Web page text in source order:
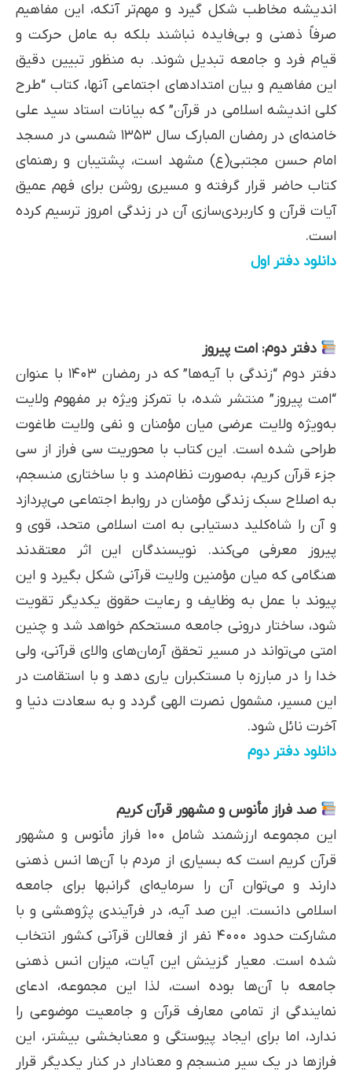
اندیشه مخاطب شکل گیرد و مهم‌تر آنکه، این مفاهیم
صرفاً ذهنی و بی‌فایده نباشند بلکه به عامل حرکت و
قیام فرد و جامعه تبدیل شوند. به منظور تبیین دقیق
این مفاهیم و بیان امتدادهای اجتماعی آنها، کتاب “طرح
کلی اندیشه اسلامی در قرآن” که بیانات استاد سید علی
خامنه‌ای در رمضان المبارک سال ۱۳۵۳ شمسی در مسجد
امام حسن مجتبی(ع) مشهد است، پشتیبان و رهنمای
کتاب حاضر قرار گرفته و مسیری روشن برای فهم عمیق
آیات قرآن و کاربردی‌سازی آن در زندگی امروز ترسیم کرده
است.
دانلود دفتر اول
دفتر دوم: امت پیروز
دفتر دوم “زندگی با آیه‌ها” که در رمضان ۱۴۰۳ با عنوان
“امت پیروز” منتشر شده، با تمرکز ویژه بر مفهوم ولایت
به‌ویژه ولایت عرضی میان مؤمنان و نفی ولایت طاغوت
طراحی شده است. این کتاب با محوریت سی فراز از سی
جزء قرآن کریم، به‌صورت نظام‌مند و با ساختاری منسجم،
به اصلاح سبک زندگی مؤمنان در روابط اجتماعی می‌پردازد
و آن را شاه‌کلید دستیابی به امت اسلامی متحد، قوی و
پیروز معرفی می‌کند. نویسندگان این اثر معتقدند
هنگامی که میان مؤمنین ولایت قرآنی شکل بگیرد و این
پیوند با عمل به وظایف و رعایت حقوق یکدیگر تقویت
شود، ساختار درونی جامعه مستحکم خواهد شد و چنین
امتی می‌تواند در مسیر تحقق آرمان‌های والای قرآنی، ولی
خدا را در مبارزه با مستکبران یاری دهد و با استقامت در
این مسیر، مشمول نصرت الهی گردد و به سعادت دنیا و
آخرت نائل شود.
دانلود دفتر دوم
صد فراز مأنوس و مشهور قرآن کریم
این مجموعه ارزشمند شامل ۱۰۰ فراز مأنوس و مشهور
قرآن کریم است که بسیاری از مردم با آن‌ها انس ذهنی
دارند و می‌توان آن را سرمایه‌ای گرانبها برای جامعه
اسلامی دانست. این صد آیه، در فرآیندی پژوهشی و با
مشارکت حدود ۴۰۰۰ نفر از فعالان قرآنی کشور انتخاب
شده است. معیار گزینش این آیات، میزان انس ذهنی
جامعه با آن‌ها بوده است، لذا این مجموعه، ادعای
نمایندگی از تمامی معارف قرآن و جامعیت موضوعی را
ندارد، اما برای ایجاد پیوستگی و معنابخشی بیشتر، این
فرازها در یک سیر منسجم و معنادار در کنار یکدیگر قرار